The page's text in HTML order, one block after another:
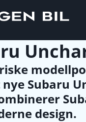
Subaru
design.